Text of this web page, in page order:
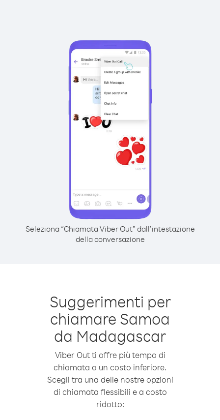
Seleziona “Chiamata Viber Out” dall’intestazione
della conversazione
Suggerimenti per
chiamare Samoa
da Madagascar
Viber Out ti offre più tempo di
chiamata a un costo inferiore.
Scegli tra una delle nostre opzioni
di chiamata flessibili e a costo
ridotto: